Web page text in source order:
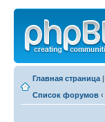
Главная страница |
Список форумов ‹